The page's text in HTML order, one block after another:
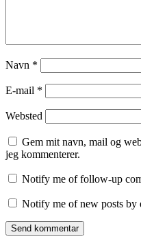
Navn *
E-mail *
Websted
Gem mit navn, mail og
jeg kommenterer.
Notify me of follow-up
Notify me of new posts by